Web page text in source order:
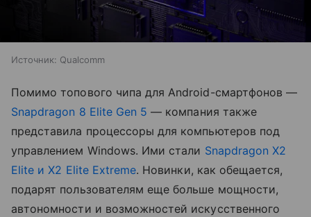
Источник: Qualcomm
Помимо топового чипа для Android-смартфонов —
Snapdragon 8 Elite Gen 5 — компания также
представила процессоры для компьютеров под
управлением Windows. Ими стали Snapdragon X2
Elite и X2 Elite Extreme. Новинки, как обещается,
подарят пользователям еще больше мощности,
автономности и возможностей искусственного